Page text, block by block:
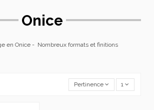
Onice
en Onice - Nombreux formats et finitions
Pertinence 1